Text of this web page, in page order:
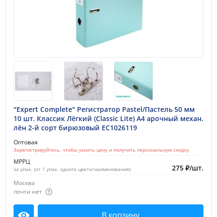
предотвращает выпадение, даже при размещении
конверта клапаном вниз. Выпускаются в широком
диапазоне цветов и различных форматов, включая
Офисные и письменные принадлежности
Высококачественные и функциональные
Premier/Премьер
Новинки:
2 месяца
3 месяца
Техника:
Графика
Карандаш
Скетчинг
Универсальная
Эскизы
"Expert Complete" Регистратор Pastel/Пастель 50 мм
10 шт. Классик Лёгкий (Classic Lite) A4 арочный механ.
лён 2-й сорт бирюзовый EC1026119
Оптовая
Зарегистрируйтесь, чтобы узнать цену и получить персональную скидку
МРРЦ
за упак. (от 1 упак. одного цвета/наименования) 275 ₽/шт.
Москва
почти нет